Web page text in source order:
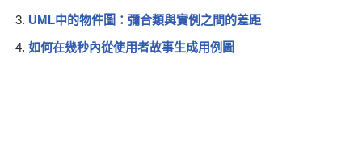
UML中的物件圖：彌合類與實例之間的差距
如何在幾秒內從使用者故事生成用例圖